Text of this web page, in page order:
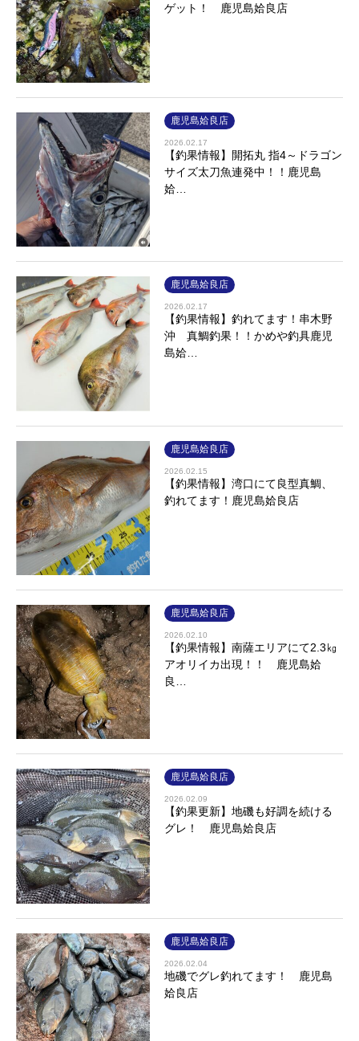
ゲット！ 鹿児島姶良店
鹿児島姶良店
2026.02.17
【釣果情報】開拓丸 指4～ドラゴン
サイズ太刀魚連発中！！鹿児島
姶…
鹿児島姶良店
2026.02.17
【釣果情報】釣れてます！串木野
沖 真鯛釣果！！かめや釣具鹿児
島姶…
鹿児島姶良店
2026.02.15
【釣果情報】湾口にて良型真鯛、
釣れてます！鹿児島姶良店
鹿児島姶良店
2026.02.10
【釣果情報】南薩エリアにて2.3㎏
アオリイカ出現！！ 鹿児島姶
良…
鹿児島姶良店
2026.02.09
【釣果更新】地磯も好調を続ける
グレ！ 鹿児島姶良店
鹿児島姶良店
2026.02.04
地磯でグレ釣れてます！ 鹿児島
姶良店